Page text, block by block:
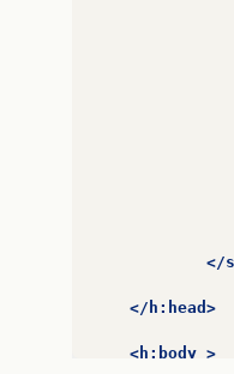
</
</h:head>
<h:body >